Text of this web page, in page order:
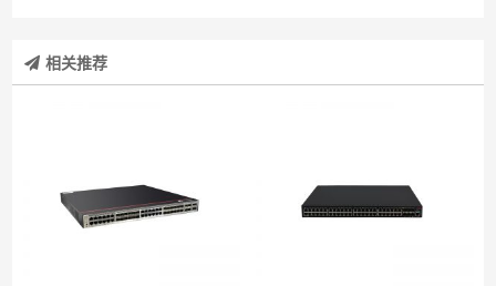
相关推荐